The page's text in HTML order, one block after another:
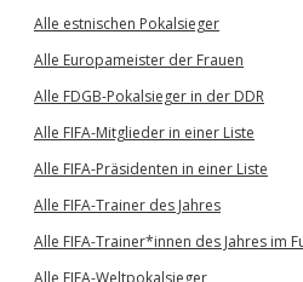
Alle estnischen Pokalsieger
Alle Europameister der Frauen
Alle FDGB-Pokalsieger in der DDR
Alle FIFA-Mitglieder in einer Liste
Alle FIFA-Präsidenten in einer Liste
Alle FIFA-Trainer des Jahres
Alle FIFA-Trainer*innen des Jahres im
Alle FIFA-Weltpokalsieger